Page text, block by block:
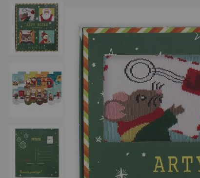
Μετάβαση
στο
τέλος
της
συλλογής
εικόνων